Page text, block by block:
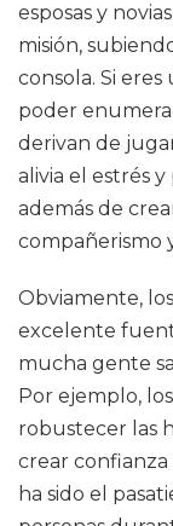
esposas y
misión,
consola. Si
poder
derivan de
alivia el estrés
además de
compañerismo
Obviamente,
excelente
mucha gente
Por ejemplo,
robustecer las
crear confianza
ha sido el